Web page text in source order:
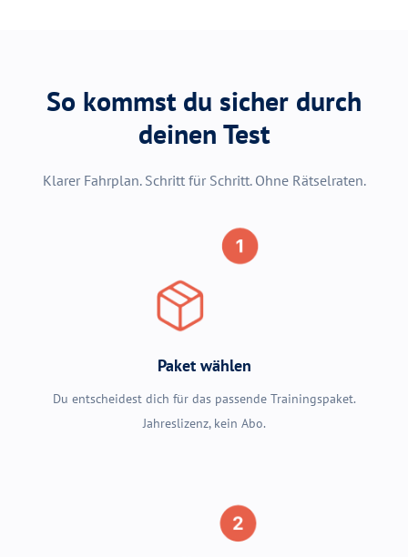
So kommst du sicher durch
deinen Test
Klarer Fahrplan. Schritt für Schritt. Ohne Rätselraten.
Paket wählen
Du entscheidest dich für das passende Trainingspaket.
Jahreslizenz, kein Abo.